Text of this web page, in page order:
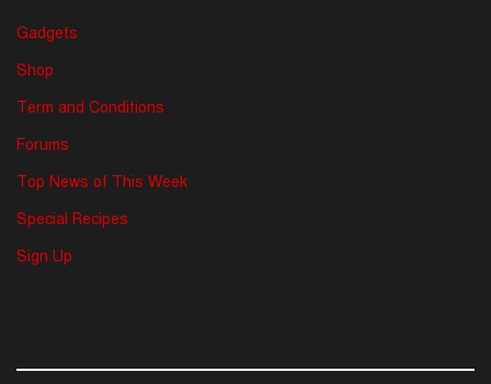
Gadgets
Shop
Term and Conditions
Forums
Top News of This Week
Special Recipes
Sign Up